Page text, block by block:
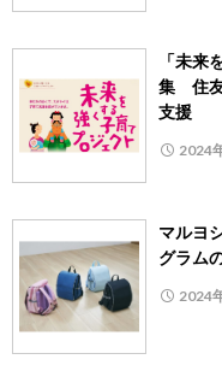
「未来
集 住友
支援
2024
マルヨ
グラム
2024